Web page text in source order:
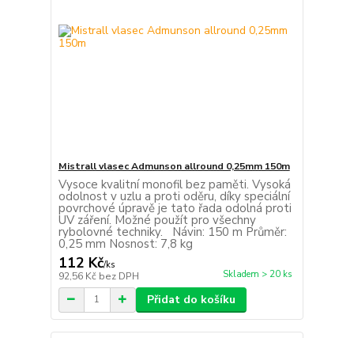
Mistrall vlasec Admunson allround 0,25mm 150m
Vysoce kvalitní monofil bez paměti. Vysoká
odolnost v uzlu a proti oděru, díky speciální
povrchové úpravě je tato řada odolná proti
UV záření. Možné použít pro všechny
rybolovné techniky. Návin: 150 m Průměr:
0,25 mm Nosnost: 7,8 kg
112 Kč/ks
92,56 Kč bez DPH Skladem > 20 ks
Přidat do košíku